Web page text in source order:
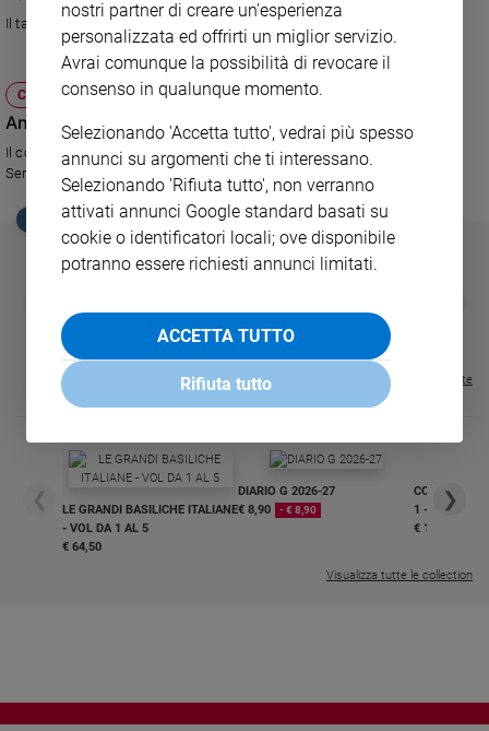
Sanremo
Cinema,
Tv
e
streaming
Libri
Musica
Arte
educazione
Genitori
giovani
Il talk show condotto da Serena Dandini
CULTURA E SPETTACOLI
Antonio Albanese a Parla con me
Il comico presenta il suo nuovo film Qualunquemente nel programma di
Serena Dandini
EDICOLA SAN PAOLO
€ 34,80 € 21,90 37%
€ 104,00 € 83,00 20%
Visualizza tutte le riviste
❮
LE GRANDI BASILICHE ITALIANE
- VOL DA 1 AL 5
€ 64,50
DIARIO G 2026-27
€ 8,90
- € 8,90
COLLANA
1 - 2
€ 18,50
❯
Visualizza tutte le collection
nostri partner di creare un'esperienza
personalizzata ed offrirti un miglior servizio.
Avrai comunque la possibilità di revocare il
consenso in qualunque momento.
Selezionando 'Accetta tutto', vedrai più spesso
annunci su argomenti che ti interessano.
Selezionando 'Rifiuta tutto', non verranno
attivati annunci Google standard basati su
cookie o identificatori locali; ove disponibile
potranno essere richiesti annunci limitati.
ACCETTA TUTTO
Rifiuta tutto